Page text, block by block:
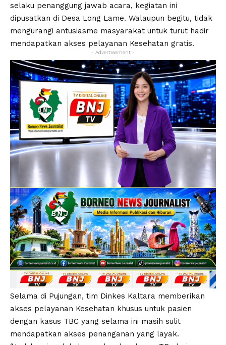
selaku penanggung jawab acara, kegiatan ini
dipusatkan di Desa Long Lame. Walaupun begitu, tidak
mengurangi antusiasme masyarakat untuk turut hadir
mendapatkan akses pelayanan Kesehatan gratis.
- Advertisement -
Selama di Pujungan, tim Dinkes Kaltara memberikan
akses pelayanan Kesehatan khusus untuk pasien
dengan kasus TBC yang selama ini masih sulit
mendapatkan akses penanganan yang layak.